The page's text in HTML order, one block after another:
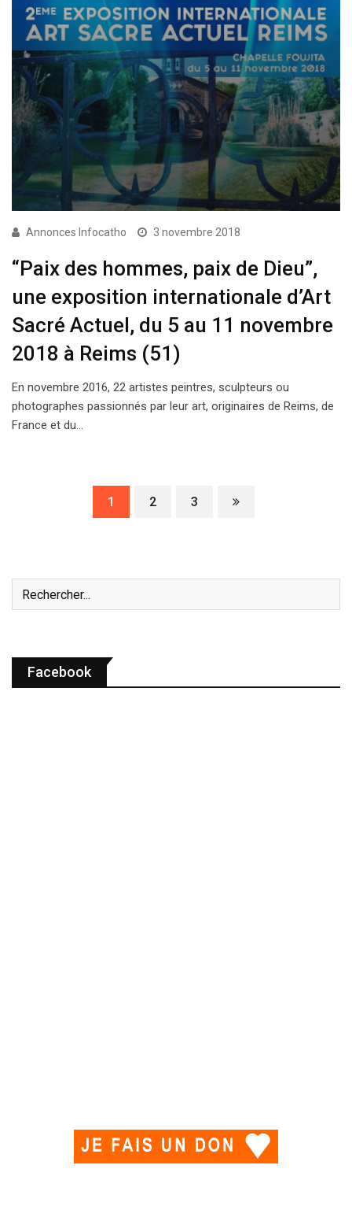
Annonces Infocatho 3 novembre 2018
“Paix des hommes, paix de Dieu”,
une exposition internationale d’Art
Sacré Actuel, du 5 au 11 novembre
2018 à Reims (51)
En novembre 2016, 22 artistes peintres, sculpteurs ou
photographes passionnés par leur art, originaires de Reims, de
France et du…
1 2 3
Facebook